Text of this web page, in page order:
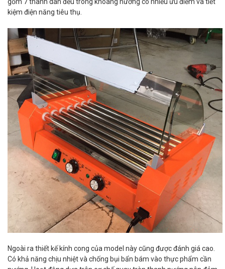
kiệm điện năng tiêu thụ.
Ngoài ra thiết kế kính cong của model này cũng được đánh giá cao.
Có khả năng chịu nhiệt và chống bụi bẩn bám vào thực phẩm cần